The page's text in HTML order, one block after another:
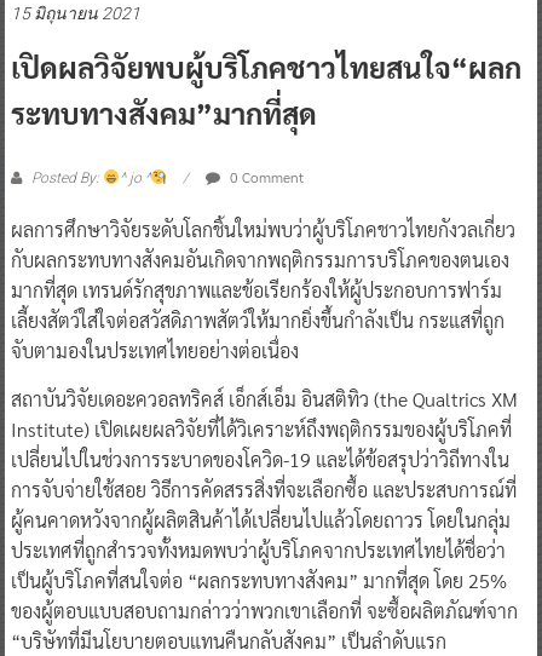
15 มิถุนายน 2021
เปิดผลวิจัยพบผู้บริโภคชาวไทยสนใจ“ผลก
ระทบทางสังคม”มากที่สุด
Posted By: ^ jo ^ 0 Comment
ผลการศึกษาวิจัยระดับโลกชิ้นใหม่พบว่าผู้บริโภคชาวไทยกังวลเกี่ยว
กับผลกระทบทางสังคมอันเกิดจากพฤติกรรมการบริโภคของตนเอง
มากที่สุด เทรนด์รักสุขภาพและข้อเรียกร้องให้ผู้ประกอบการฟาร์ม
เลี้ยงสัตว์ใส่ใจต่อสวัสดิภาพสัตว์ให้มากยิ่งขึ้นกำลังเป็น กระแสที่ถูก
จับตามองในประเทศไทยอย่างต่อเนื่อง
สถาบันวิจัยเดอะควอลทริคส์ เอ็กส์เอ็ม อินสติทิว (the Qualtrics XM
Institute) เปิดเผยผลวิจัยที่ได้วิเคราะห์ถึงพฤติกรรมของผู้บริโภคที่
เปลี่ยนไปในช่วงการระบาดของโควิด-19 และได้ข้อสรุปว่าวิถีทางใน
การจับจ่ายใช้สอย วิธีการคัดสรรสิ่งที่จะเลือกซื้อ และประสบการณ์ที่
ผู้คนคาดหวังจากผู้ผลิตสินค้าได้เปลี่ยนไปแล้วโดยถาวร โดยในกลุ่ม
ประเทศที่ถูกสำรวจทั้งหมดพบว่าผู้บริโภคจากประเทศไทยได้ชื่อว่า
เป็นผู้บริโภคที่สนใจต่อ “ผลกระทบทางสังคม” มากที่สุด โดย 25%
ของผู้ตอบแบบสอบถามกล่าวว่าพวกเขาเลือกที่ จะซื้อผลิตภัณฑ์จาก
“บริษัทที่มีนโยบายตอบแทนคืนกลับสังคม” เป็นลำดับแรก